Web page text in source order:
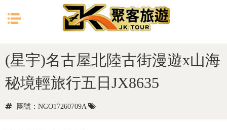
目前位置： 首頁 日本 北陸
(星宇)名古屋北陸古街漫遊x山海
秘境輕旅行五日JX8635
團號：NGO17260709A